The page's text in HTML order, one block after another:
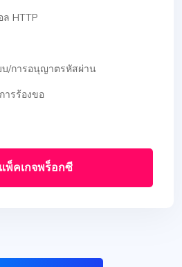
ล HTTP
บ/การอนุญาตรหัสผ่าน
ารร้องขอ
พ็คเกจพร็อกซี